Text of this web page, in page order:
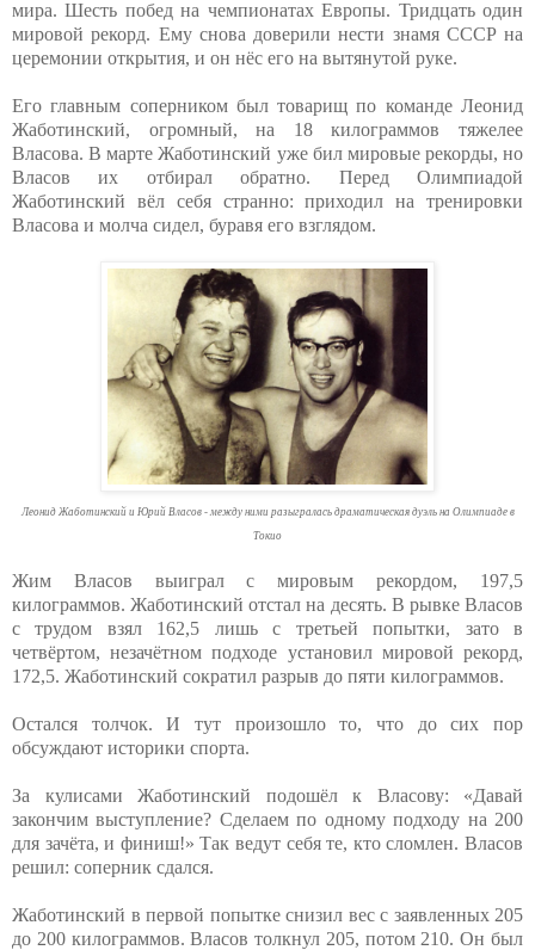
мира. Шесть побед на чемпионатах Европы. Тридцать один
мировой рекорд. Ему снова доверили нести знамя СССР на
церемонии открытия, и он нёс его на вытянутой руке.
Его главным соперником был товарищ по команде Леонид
Жаботинский, огромный, на 18 килограммов тяжелее
Власова. В марте Жаботинский уже бил мировые рекорды, но
Власов их отбирал обратно. Перед Олимпиадой
Жаботинский вёл себя странно: приходил на тренировки
Власова и молча сидел, буравя его взглядом.
Леонид Жаботинский и Юрий Власов - между ними разыгралась драматическая дуэль на Олимпиаде в
Токио
Жим Власов выиграл с мировым рекордом, 197,5
килограммов. Жаботинский отстал на десять. В рывке Власов
с трудом взял 162,5 лишь с третьей попытки, зато в
четвёртом, незачётном подходе установил мировой рекорд,
172,5. Жаботинский сократил разрыв до пяти килограммов.
Остался толчок. И тут произошло то, что до сих пор
обсуждают историки спорта.
За кулисами Жаботинский подошёл к Власову: «Давай
закончим выступление? Сделаем по одному подходу на 200
для зачёта, и финиш!» Так ведут себя те, кто сломлен. Власов
решил: соперник сдался.
Жаботинский в первой попытке снизил вес с заявленных 205
до 200 килограммов. Власов толкнул 205, потом 210. Он был